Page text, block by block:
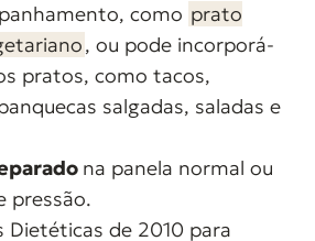
como prato
, ou pode incorporá-
pratos, como tacos,
salgadas, saladas e
na panela normal ou
pressão.
Dietéticas de 2010 para